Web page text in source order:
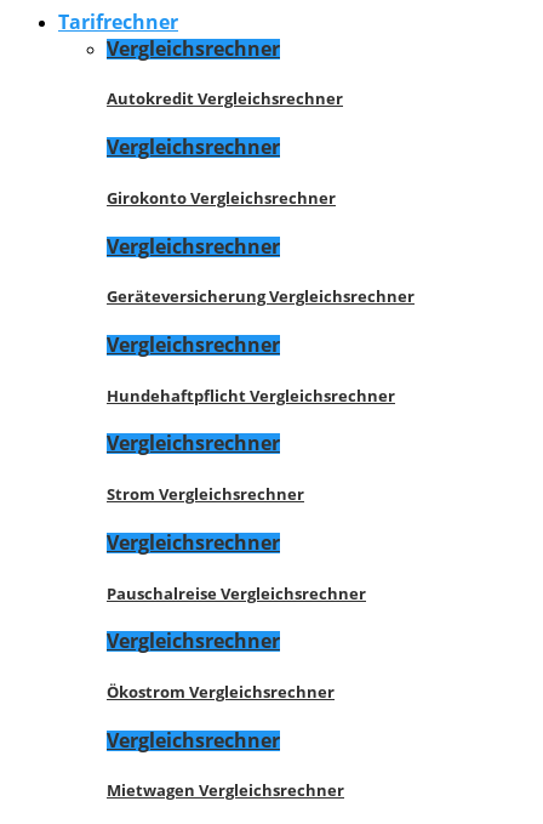
Tarifrechner
Vergleichsrechner
Autokredit Vergleichsrechner
Vergleichsrechner
Girokonto Vergleichsrechner
Vergleichsrechner
Geräteversicherung Vergleichsrechner
Vergleichsrechner
Hundehaftpflicht Vergleichsrechner
Vergleichsrechner
Strom Vergleichsrechner
Vergleichsrechner
Pauschalreise Vergleichsrechner
Vergleichsrechner
Ökostrom Vergleichsrechner
Vergleichsrechner
Mietwagen Vergleichsrechner